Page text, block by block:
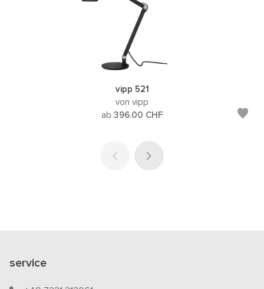
vipp 521
von vipp
ab 396.00 CHF
service